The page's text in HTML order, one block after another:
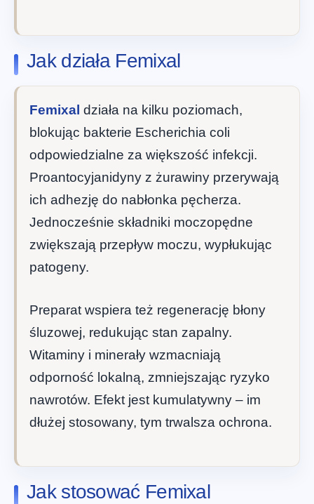
Jak działa Femixal
Femixal działa na kilku poziomach,
blokując bakterie Escherichia coli
odpowiedzialne za większość infekcji.
Proantocyjanidyny z żurawiny przerywają
ich adhezję do nabłonka pęcherza.
Jednocześnie składniki moczopędne
zwiększają przepływ moczu, wypłukując
patogeny.
Preparat wspiera też regenerację błony
śluzowej, redukując stan zapalny.
Witaminy i minerały wzmacniają
odporność lokalną, zmniejszając ryzyko
nawrotów. Efekt jest kumulatywny – im
dłużej stosowany, tym trwalsza ochrona.
Jak stosować Femixal